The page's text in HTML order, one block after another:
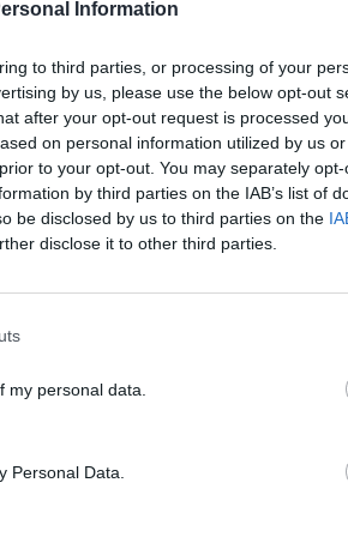
Information
to third parties, or processing of your
by us, please use the below opt-out
after your opt-out request is processed
on personal information utilized by us
to your opt-out. You may separately
by third parties on the IAB’s list of
be disclosed by us to third parties on the
disclose it to other third parties.
my personal data.
Personal Data.
Žinios | Lietuvos diena
Po Ukrainos kalėjimo
Zelenskio atsakas: agresorės
veiksmus vadina sąmoningu
Nežeminti Rusijos raginęs E.
žudynių padarinius